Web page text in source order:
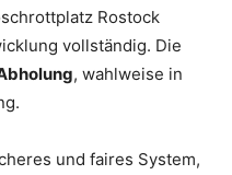
Rostock
vollständig. Die
, wahlweise in
und faires System,